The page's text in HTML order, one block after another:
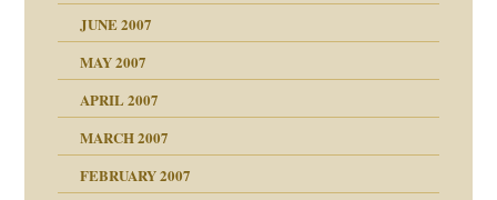
voller Absicht!"
JUNE 2007
MAY 2007
APRIL 2007
MARCH 2007
FEBRUARY 2007